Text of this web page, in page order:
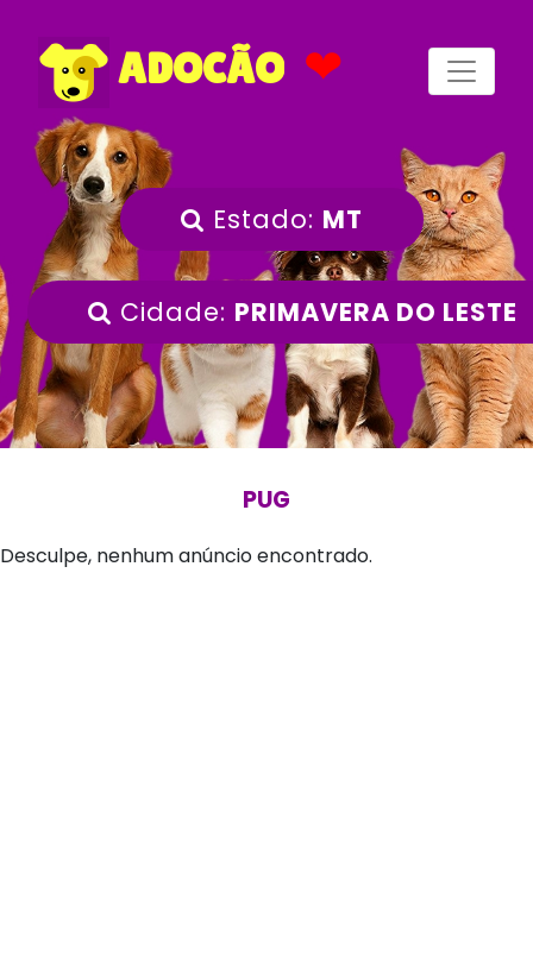
ADOCÃO ❤
Estado: MT
Cidade: PRIMAVERA DO LESTE
PUG
Desculpe, nenhum anúncio encontrado.